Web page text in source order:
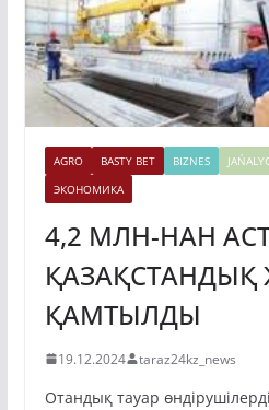
AGRO BASTY BET BIZNES
ЭКОНОМИКА
4,2 МЛН-НАН
ҚАМТЫЛДЫ
19.12.2024 taraz24kz_news
Отандық тауар